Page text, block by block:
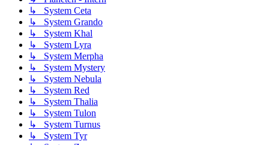
↳ System Ceta
↳ System Grando
↳ System Khal
↳ System Lyra
↳ System Merpha
↳ System Mystery
↳ System Nebula
↳ System Red
↳ System Thalia
↳ System Tulon
↳ System Turnus
↳ System Tyr